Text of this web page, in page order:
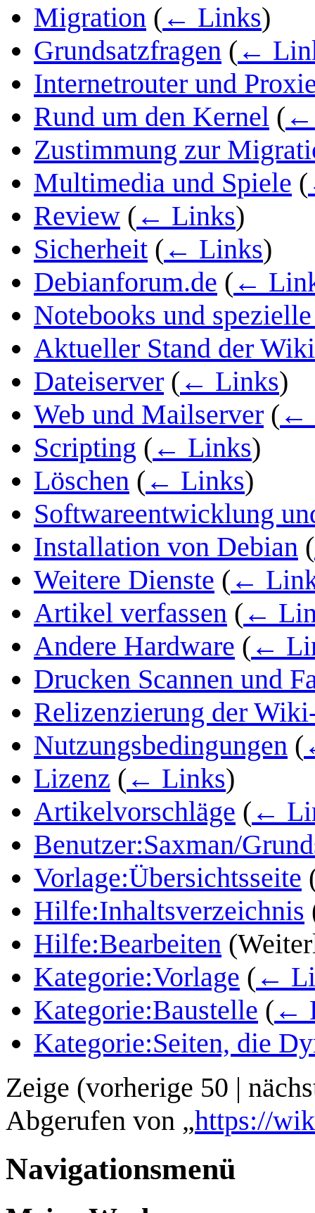
Migration ( ← Links)
Grundsatzfragen ( ←
Internetrouter und
Rund um den Kernel ( ←
Zustimmung zur
Multimedia und Spiele (
Review ( ← Links)
Sicherheit ( ← Links)
Debianforum.de ( ←
Notebooks und
Aktueller Stand der
Dateiserver ( ← Links)
Web und Mailserver ( ←
Scripting ( ← Links)
Löschen ( ← Links)
Softwareentwicklung
Installation von Debian (
Weitere Dienste ( ←
Artikel verfassen ( ←
Andere Hardware ( ←
Drucken Scannen und
Relizenzierung der
Nutzungsbedingungen (
Lizenz ( ← Links)
Artikelvorschläge ( ←
Benutzer:Saxman/
Vorlage:Übersichtsseite
Hilfe:Inhaltsverzeichnis
Hilfe:Bearbeiten
Kategorie:Vorlage ( ←
Kategorie:Baustelle ( ←
Kategorie:Seiten, die
Zeige (vorherige 50 |
Abgerufen von „https://
Navigationsmenü